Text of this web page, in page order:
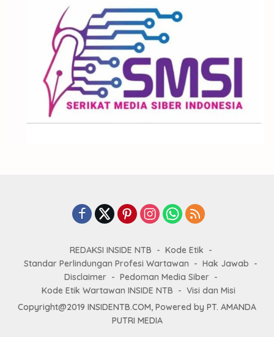
REDAKSI INSIDE NTB
Kode Etik
Standar Perlindungan Profesi Wartawan
Hak Jawab
Disclaimer
Pedoman Media Siber
Kode Etik Wartawan INSIDE NTB
Visi dan Misi
Copyright@2019 INSIDENTB.COM, Powered by PT. AMANDA
PUTRI MEDIA